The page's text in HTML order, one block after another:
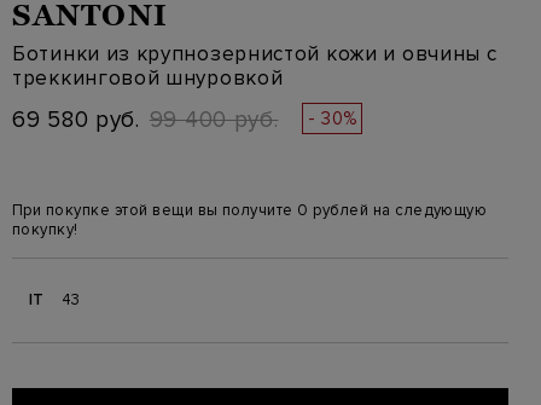
SANTONI
Ботинки из крупнозернистой кожи и овчины с
треккинговой шнуровкой
69 580 руб. 99 400 руб. - 30%
При покупке этой вещи вы получите 0 рублей на следующую
покупку!
IT 43